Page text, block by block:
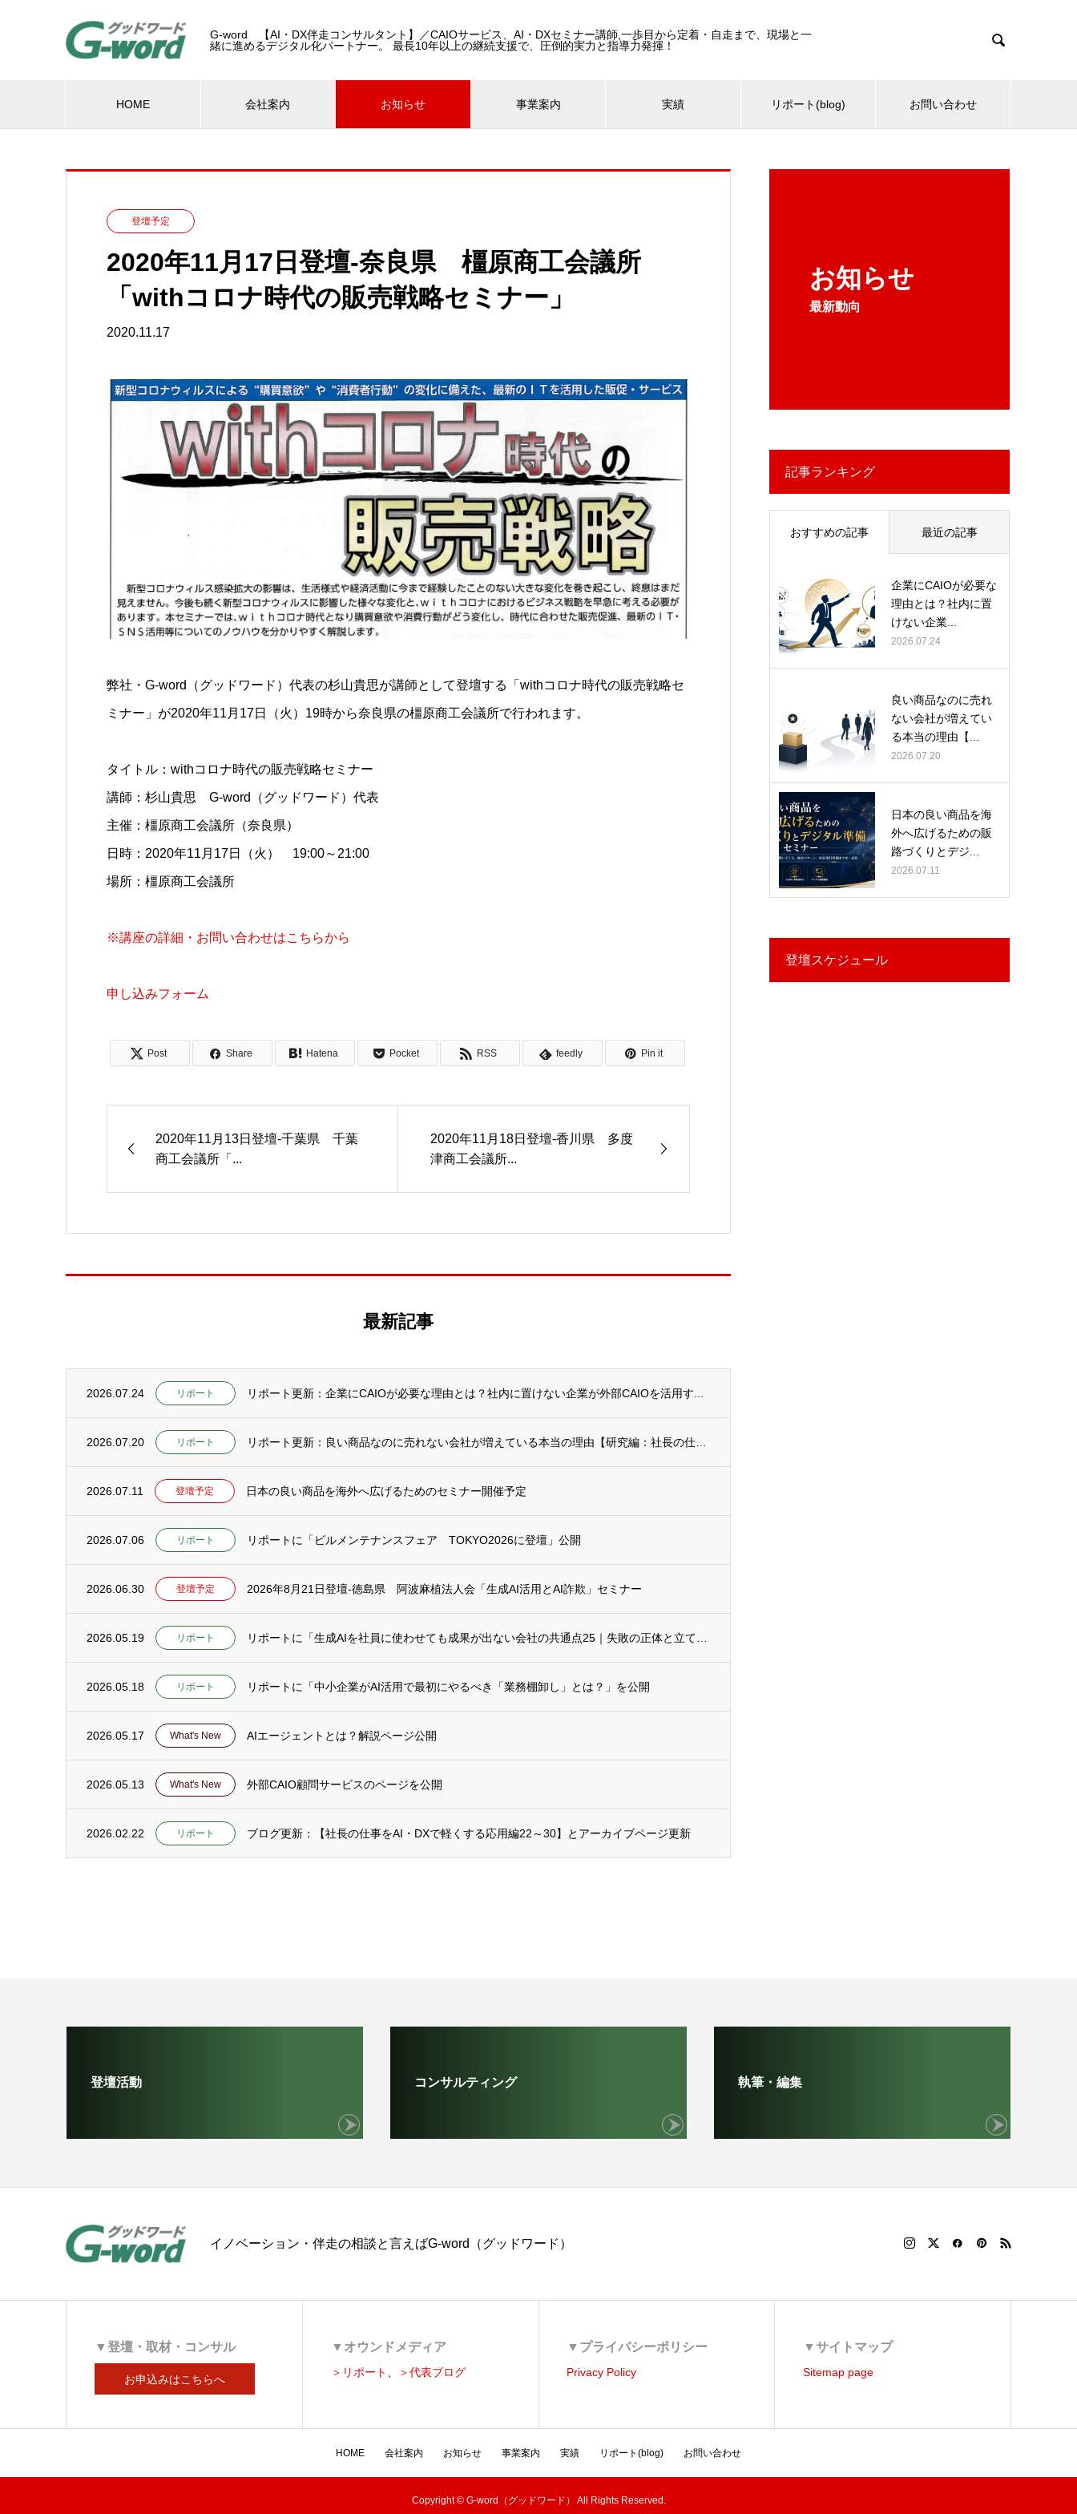
G-word 【AI・DX伴走コンサルタント】／CAIOサービス、AI・DXセミナー講師,一歩目から定着・自走まで、現場と一
緒に進めるデジタル化パートナー。 最長10年以上の継続支援で、圧倒的実力と指導力発揮！

HOME 会社案内 お知らせ 事業案内 実績 リポート(blog) お問い合わせ
お知らせ
最新動向
登壇予定
2020年11月17日登壇-奈良県 橿原商工会議所
「withコロナ時代の販売戦略セミナー」
2020.11.17
弊社・G-word（グッドワード）代表の杉山貴思が講師として登壇する「withコロナ時代の販売戦略セ
ミナー」が2020年11月17日（火）19時から奈良県の橿原商工会議所で行われます。
タイトル：withコロナ時代の販売戦略セミナー
講師：杉山貴思 G-word（グッドワード）代表
主催：橿原商工会議所（奈良県）
日時：2020年11月17日（火） 19:00～21:00
場所：橿原商工会議所
※講座の詳細・お問い合わせはこちらから
申し込みフォーム
Post Share Hatena Pocket RSS feedly Pin it
2020年11月13日登壇-千葉県 千葉
商工会議所「...
2020年11月18日登壇-香川県 多度
津商工会議所...
最新記事
2026.07.24 リポート リポート更新：企業にCAIOが必要な理由とは？社内に置けない企業が外部CAIOを活用す...
2026.07.20 リポート
2026.07.11 登壇予定 日本の良い商品を海外へ広げるためのセミナー開催予定
2026.07.06 リポート リポートに「ビルメンテナンスフェア TOKYO2026に登壇」公開
2026.06.30 登壇予定 2026年8月21日登壇-徳島県 阿波麻植法人会「生成AI活用とAI詐欺」セミナー
2026.05.19 リポート
2026.05.18 リポート リポートに「中小企業がAI活用で最初にやるべき「業務棚卸し」とは？」を公開
2026.05.17 What's New AIエージェントとは？解説ページ公開
2026.05.13 What's New 外部CAIO顧問サービスのページを公開
2026.02.22 リポート ブログ更新：【社長の仕事をAI・DXで軽くする応用編22～30】とアーカイブページ更新
記事ランキング
おすすめの記事 最近の記事
企業にCAIOが必要な
理由とは？社内に置
けない企業...
2026.07.24
良い商品なのに売れ
ない会社が増えてい
る本当の理由【...
2026.07.20
日本の良い商品を海
外へ広げるための販
路づくりとデジ...
2026.07.11
登壇スケジュール
登壇活動 コンサルティング 執筆・編集
イノベーション・伴走の相談と言えばG-word（グッドワード）
▼登壇・取材・コンサル
お申込みはこちらへ
▼オウンドメディア
＞リポート ＞代表ブログ
▼プライバシーポリシー
Privacy Policy
▼サイトマップ
Sitemap page
HOME 会社案内 お知らせ 事業案内 実績 リポート(blog) お問い合わせ
Copyright © G-word（グッドワード） All Rights Reserved.